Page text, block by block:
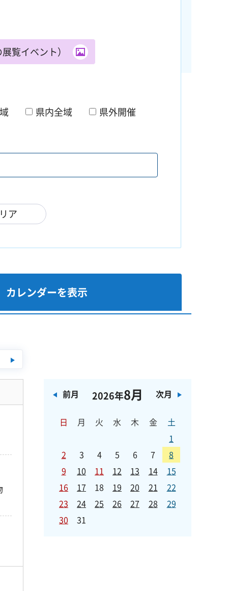
覧イベント）
県内全域 県外開催
ア
カレンダーを表示
前月 2026年8月 次月
日 月 火 水 木 金
土
1
2
3 4 5 6 7
8
9
10 11 12 13 14
15
16
17 18 19 20 21
22
23
24 25 26 27 28
29
30
31